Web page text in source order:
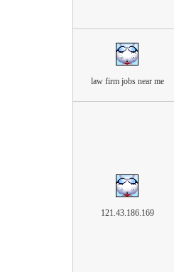
law firm jobs near me
121.43.186.169